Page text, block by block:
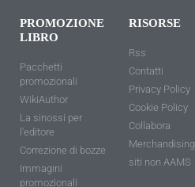
PROMOZIONE
LIBRO
Pacchetti
promozionali
WikiAuthor
La sinossi per
l'editore
Correzione di bozze
Immagini
promozionali
RISORSE
Rss
Contatti
Privacy Policy
Cookie Policy
Collabora
Merchandising
siti non AAMS